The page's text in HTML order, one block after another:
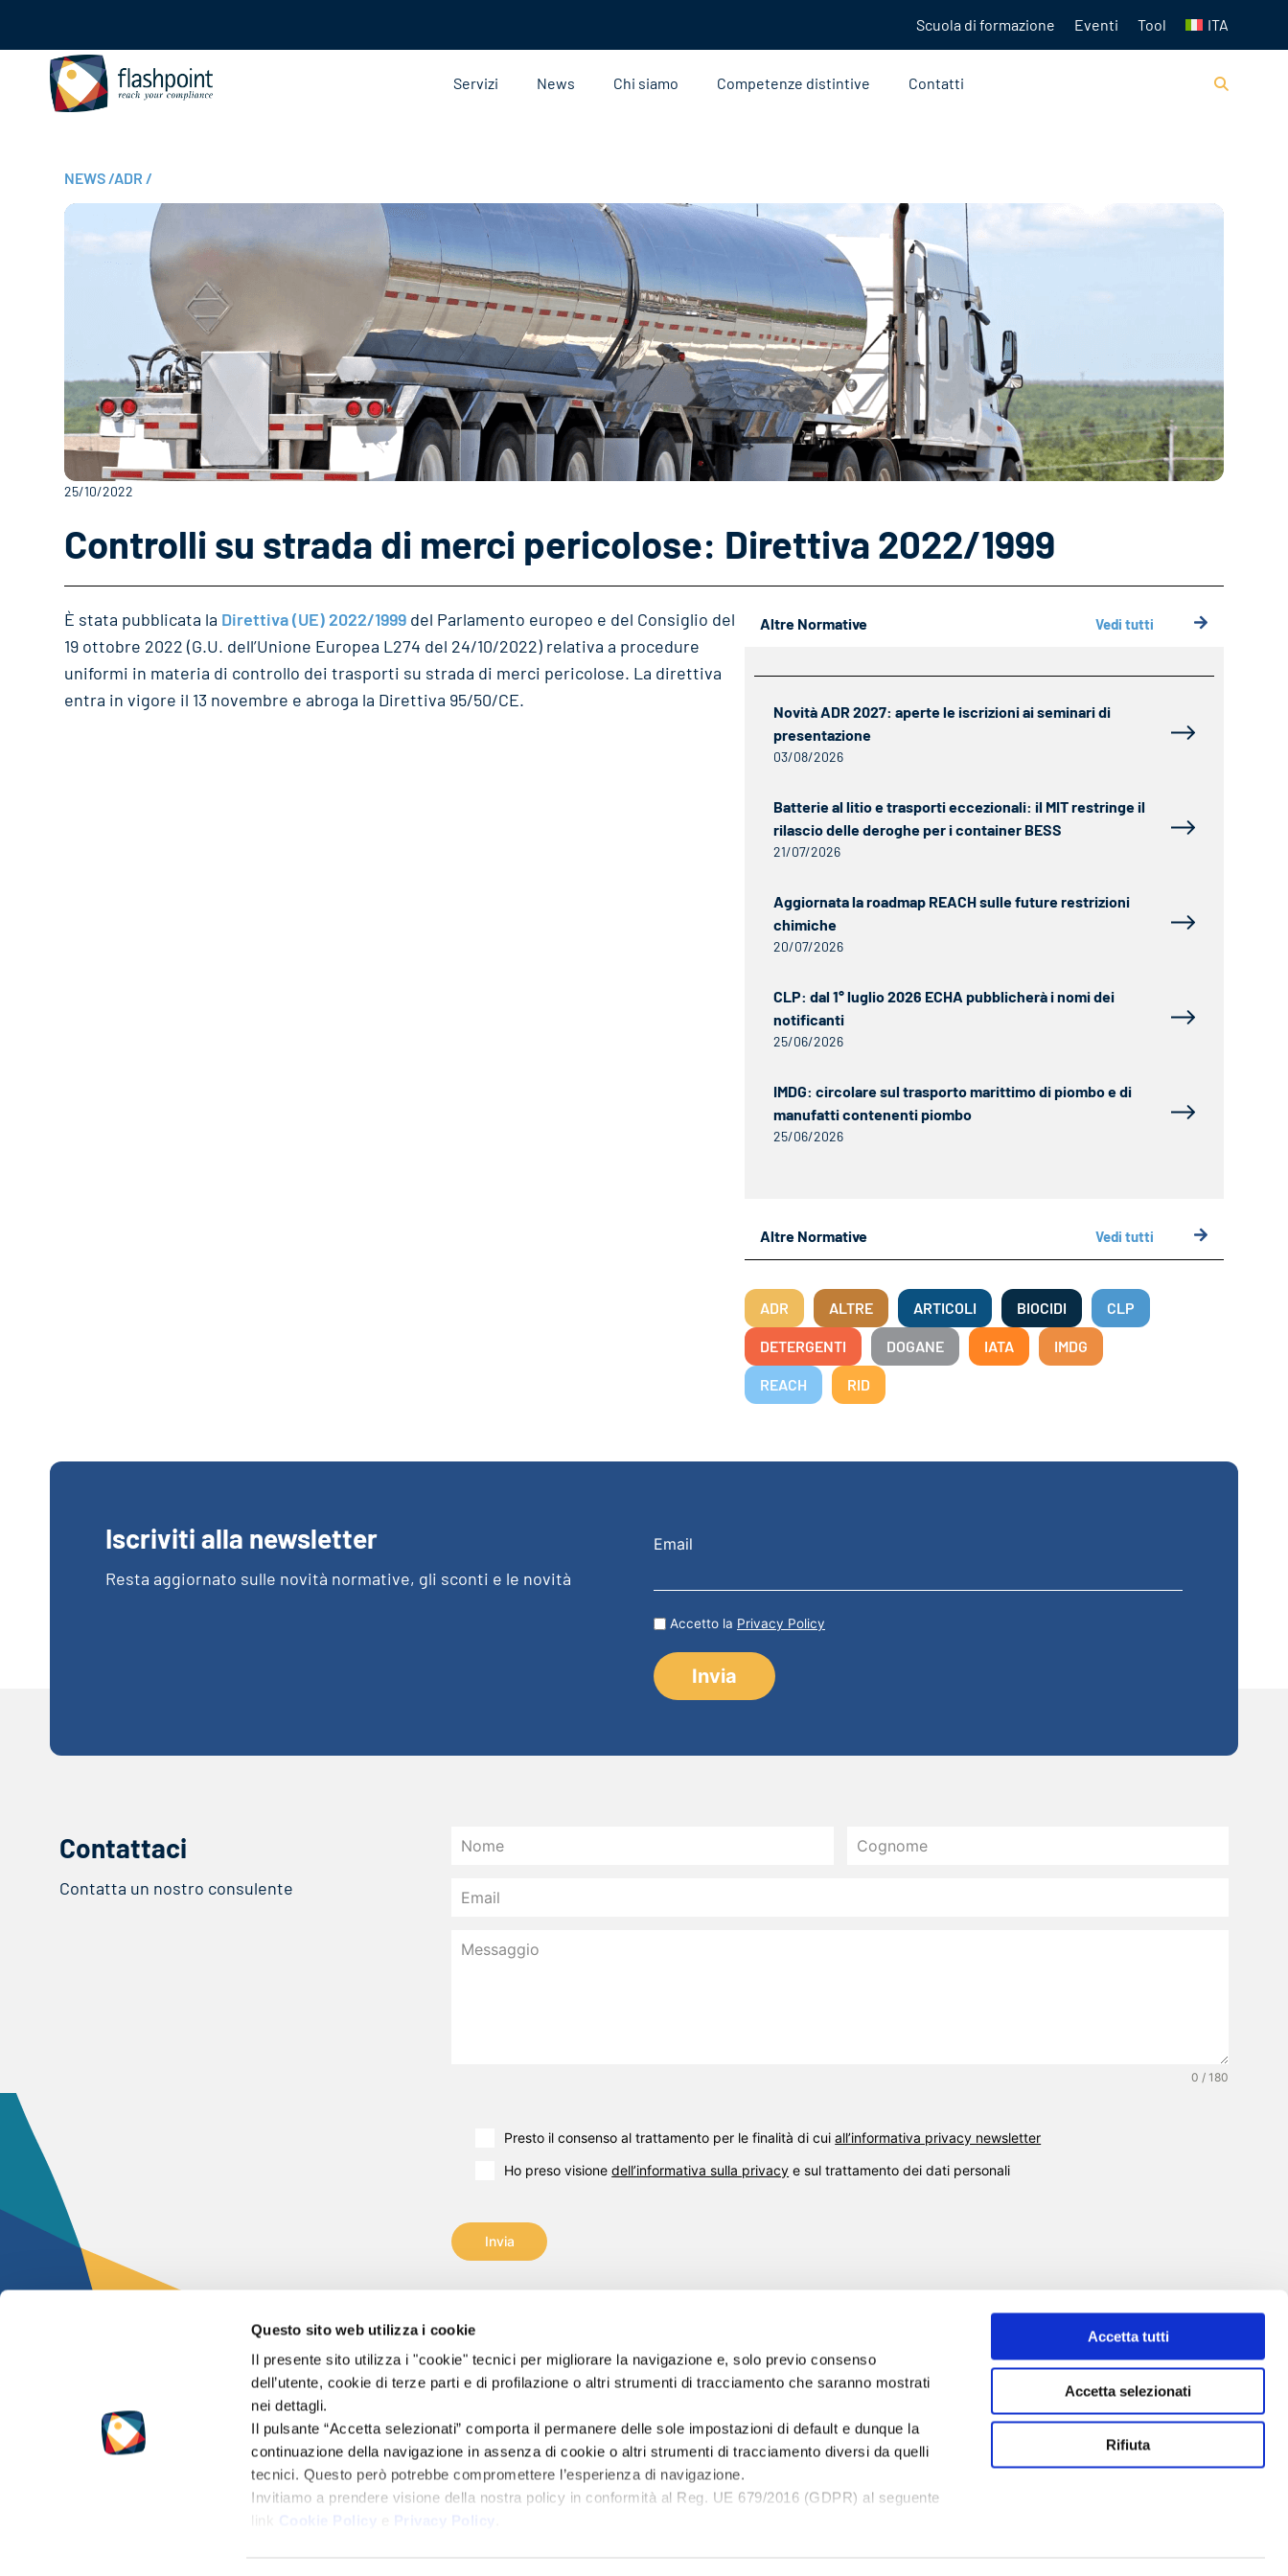
Questo sito web utilizza i cookie
Il presente sito utilizza i "cookie" tecnici per migliorare la navigazione e, solo previo consenso
dell’utente, cookie di terze parti e di profilazione o altri strumenti di tracciamento che saranno mostrati
nei dettagli.
Il pulsante “Accetta selezionati” comporta il permanere delle sole impostazioni di default e dunque la
continuazione della navigazione in assenza di cookie o altri strumenti di tracciamento diversi da quelli
tecnici. Questo però potrebbe compromettere l’esperienza di navigazione.
Invitiamo a prendere visione della nostra policy in conformità al Reg. UE 679/2016 (GDPR) al seguente
Accetta tutti
Accetta selezionati
Rifiuta
Scuola di formazione Eventi Tool ITA
Servizi News Chi siamo Competenze distintive Contatti
NEWS /ADR /
25/10/2022
Controlli su strada di merci pericolose: Direttiva 2022/1999
È stata pubblicata la Direttiva (UE) 2022/1999 del Parlamento europeo e del Consiglio del
19 ottobre 2022 (G.U. dell’Unione Europea L274 del 24/10/2022) relativa a procedure
uniformi in materia di controllo dei trasporti su strada di merci pericolose. La direttiva
entra in vigore il 13 novembre e abroga la Direttiva 95/50/CE.
Altre Normative Vedi tutti
Novità ADR 2027: aperte le iscrizioni ai seminari di
presentazione
03/08/2026
Batterie al litio e trasporti eccezionali: il MIT restringe il
rilascio delle deroghe per i container BESS
21/07/2026
Aggiornata la roadmap REACH sulle future restrizioni
chimiche
20/07/2026
CLP: dal 1° luglio 2026 ECHA pubblicherà i nomi dei
notificanti
25/06/2026
IMDG: circolare sul trasporto marittimo di piombo e di
manufatti contenenti piombo
25/06/2026
Altre Normative Vedi tutti
ADR ALTRE ARTICOLI BIOCIDI CLP
DETERGENTI DOGANE IATA IMDG
REACH RID
Iscriviti alla newsletter
Resta aggiornato sulle novità normative, gli sconti e le novità
Email
Accetto la Privacy Policy
Contattaci
Contatta un nostro consulente
0 / 180
Presto il consenso al trattamento per le finalità di cuiall’informativa privacy newsletter
Ho preso visionedell’informativa sulla privacy e sul trattamento dei dati personali
Invia
2024 – © Flashpoint s.r.l.
Tutti i diritti sono riservati.
Partita IVA 01479600502
Cap.soc. 50.000 € i.v.
Reg. Impr. di Pisa 7606 –
Email:
info@flashpointsrl.com
Pec:info2@flashpointpec.eu
Sedi: Pisa – Milano – Venezia
Sede legale: Via Norvegia, 56 – 56021 Cascina (PI)
SCUOLA DI FORMAZIONE
TOOL
SERVIZI
NEWS
CHI SIAMO
CONTATTI